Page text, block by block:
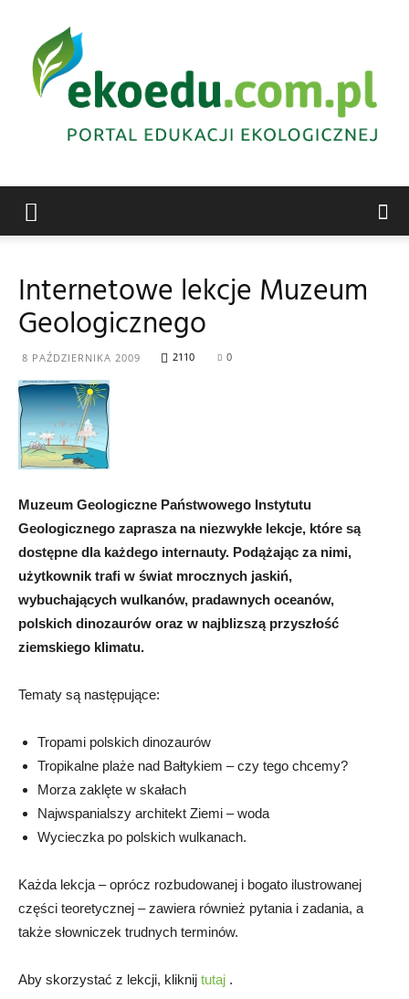
ekologiczna
Internetowe lekcje Muzeum
Geologicznego
8 PAŹDZIERNIKA 2009 2110 0
Muzeum Geologiczne Państwowego Instytutu
Geologicznego zaprasza na niezwykłe lekcje, które są
dostępne dla każdego internauty. Podążając za nimi,
użytkownik trafi w świat mrocznych jaskiń,
wybuchających wulkanów, pradawnych oceanów,
polskich dinozaurów oraz w najblizszą przyszłość
ziemskiego klimatu.
Tematy są następujące:
Tropami polskich dinozaurów
Tropikalne plaże nad Bałtykiem – czy tego chcemy?
Morza zaklęte w skałach
Najwspanialszy architekt Ziemi – woda
Wycieczka po polskich wulkanach.
Każda lekcja – oprócz rozbudowanej i bogato ilustrowanej
części teoretycznej – zawiera również pytania i zadania, a
także słowniczek trudnych terminów.
Aby skorzystać z lekcji, kliknij tutaj .